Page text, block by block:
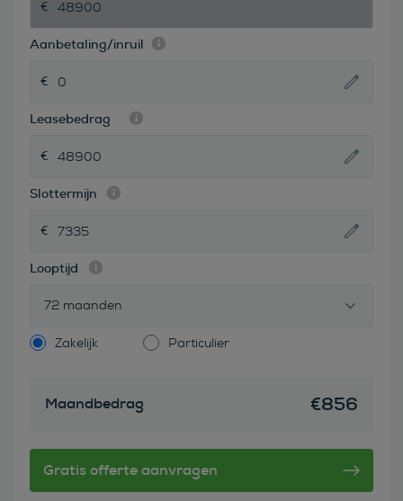
Aanbetaling/inruil
Leasebedrag
Slottermijn
Looptijd
72 maanden
Zakelijk Particulier
Maandbedrag €856